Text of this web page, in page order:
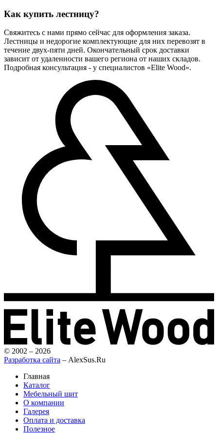
Как купить лестницу?
Свяжитесь с нами прямо сейчас для оформления заказа.
Лестницы и недорогие комплектующие для них перевозят в
течение двух-пяти дней. Окончательный срок доставки
зависит от удаленности вашего региона от наших складов.
Подробная консультация - у специалистов «Elite Wood».
© 2002 – 2026
Разработка сайта – AlexSus.Ru
Главная
Каталог
Мебельный щит
О компании
Галерея
Оплата и доставка
Полезное